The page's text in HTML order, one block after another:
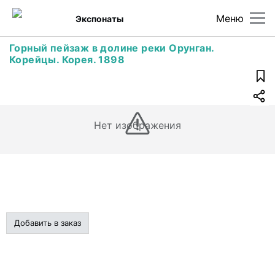
Меню
Экспонаты
Горный пейзаж в долине реки Орунган.
Корейцы. Корея. 1898
Нет изображения
Добавить в заказ